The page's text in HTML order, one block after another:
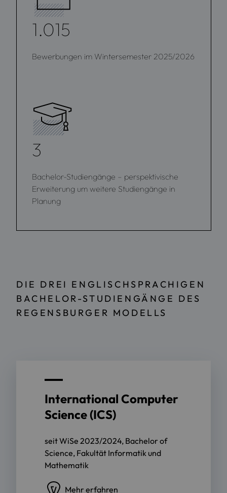
1.015
Bewerbungen im Wintersemester 2025/2026
3
Bachelor-Studiengänge – perspektivische
Erweiterung um weitere Studiengänge in
Planung
DIE DREI ENGLISCHSPRACHIGEN
BACHELOR-STUDIENGÄNGE DES
REGENSBURGER MODELLS
International Computer
Science (ICS)
seit WiSe 2023/2024, Bachelor of
Science, Fakultät Informatik und
Mathematik
Mehr erfahren